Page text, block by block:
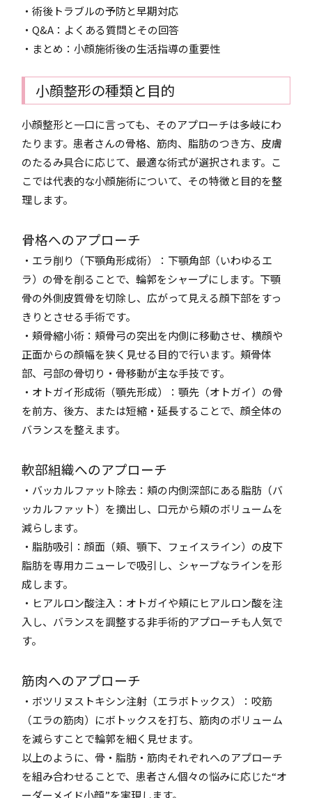
・術後トラブルの予防と早期対応
・Q&A：よくある質問とその回答
・まとめ：小顔施術後の生活指導の重要性
小顔整形の種類と目的
小顔整形と一口に言っても、そのアプローチは多岐にわ
たります。患者さんの骨格、筋肉、脂肪のつき方、皮膚
のたるみ具合に応じて、最適な術式が選択されます。こ
こでは代表的な小顔施術について、その特徴と目的を整
理します。
骨格へのアプローチ
・エラ削り（下顎角形成術）：下顎角部（いわゆるエ
ラ）の骨を削ることで、輪郭をシャープにします。下顎
骨の外側皮質骨を切除し、広がって見える顔下部をすっ
きりとさせる手術です。
・頬骨縮小術：頬骨弓の突出を内側に移動させ、横顔や
正面からの顔幅を狭く見せる目的で行います。頬骨体
部、弓部の骨切り・骨移動が主な手技です。
・オトガイ形成術（顎先形成）：顎先（オトガイ）の骨
を前方、後方、または短縮・延長することで、顔全体の
バランスを整えます。
軟部組織へのアプローチ
・バッカルファット除去：頬の内側深部にある脂肪（バ
ッカルファット）を摘出し、口元から頬のボリュームを
減らします。
・脂肪吸引：顔面（頬、顎下、フェイスライン）の皮下
脂肪を専用カニューレで吸引し、シャープなラインを形
成します。
・ヒアルロン酸注入：オトガイや頬にヒアルロン酸を注
入し、バランスを調整する非手術的アプローチも人気で
す。
筋肉へのアプローチ
・ボツリヌストキシン注射（エラボトックス）：咬筋
（エラの筋肉）にボトックスを打ち、筋肉のボリューム
を減らすことで輪郭を細く見せます。
以上のように、骨・脂肪・筋肉それぞれへのアプローチ
を組み合わせることで、患者さん個々の悩みに応じた“オ
ーダーメイド小顔”を実現します。